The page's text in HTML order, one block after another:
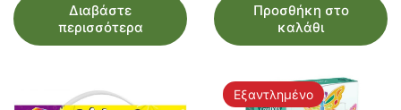
Διαβάστε
περισσότερα
Προσθήκη στο
καλάθι
Εξαντλημένο